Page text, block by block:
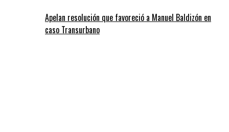
Apelan resolución que favoreció a Manuel Baldizón en
caso Transurbano